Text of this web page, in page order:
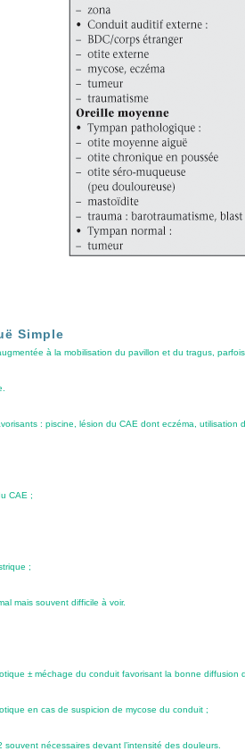
Simple
à la mobilisation du pavillon et du tragus, parfois
: piscine, lésion du CAE dont eczéma,
CAE ;
;
mais souvent difficile à voir.
± méchage du conduit favorisant la bonne diffusion
en cas de suspicion de mycose du conduit ;
nécessaires devant l’intensité des douleurs.